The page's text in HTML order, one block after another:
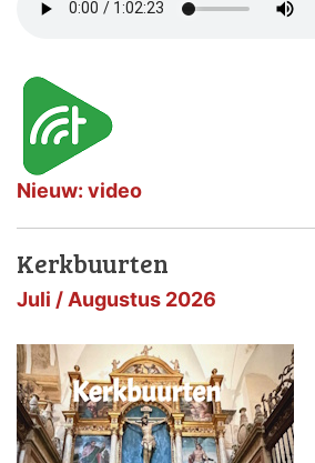
Nieuw: video
Kerkbuurten
Juli / Augustus 2026